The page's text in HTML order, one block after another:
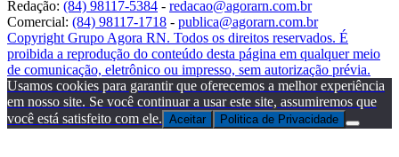
Redação: (84) 98117-5384 - redacao@agorarn.com.br
Comercial: (84) 98117-1718 - publica@agorarn.com.br
Copyright Grupo Agora RN. Todos os direitos reservados. É
proibida a reprodução do conteúdo desta página em qualquer meio
de comunicação, eletrônico ou impresso, sem autorização prévia.
Usamos cookies para garantir que oferecemos a melhor experiência
em nosso site. Se você continuar a usar este site, assumiremos que
você está satisfeito com ele. Aceitar Politica de Privacidade